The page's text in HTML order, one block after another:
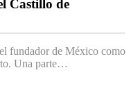
Castillo de
fundador de México como
Una parte…